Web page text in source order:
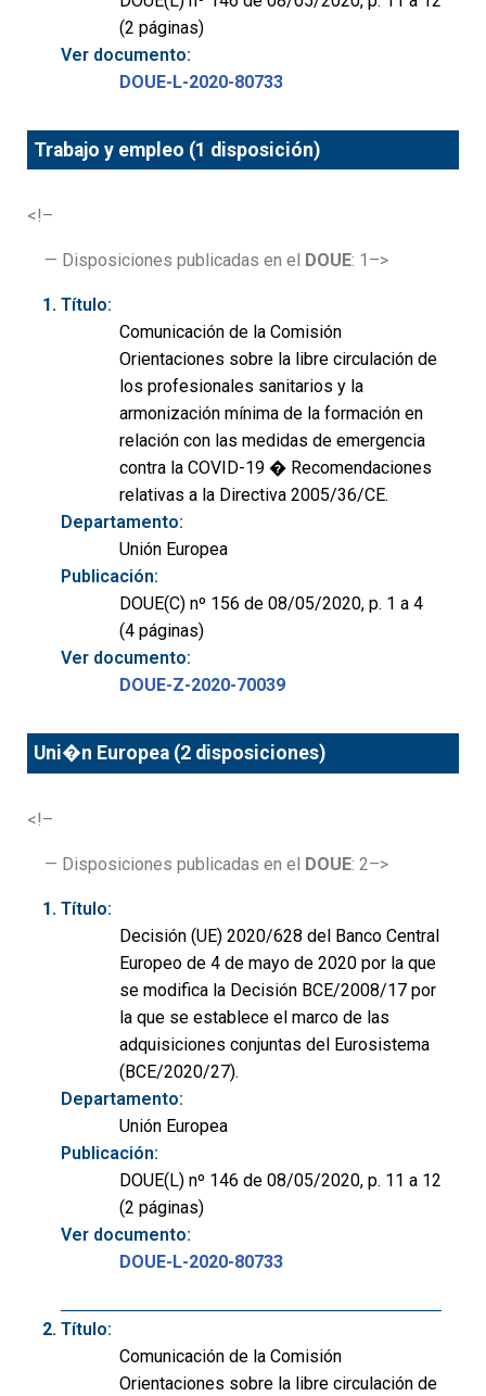
(2 páginas)
Ver documento:
DOUE-L-2020-80733
Trabajo y empleo (1 disposición)
<!–
— Disposiciones publicadas en el DOUE: 1–>
Título:
Comunicación de la Comisión
Orientaciones sobre la libre circulación de
los profesionales sanitarios y la
armonización mínima de la formación en
relación con las medidas de emergencia
contra la COVID-19 � Recomendaciones
relativas a la Directiva 2005/36/CE.
Departamento:
Unión Europea
Publicación:
DOUE(C) nº 156 de 08/05/2020, p. 1 a 4
(4 páginas)
Ver documento:
DOUE-Z-2020-70039
Uni�n Europea (2 disposiciones)
<!–
— Disposiciones publicadas en el DOUE: 2–>
Título:
Decisión (UE) 2020/628 del Banco Central
Europeo de 4 de mayo de 2020 por la que
se modifica la Decisión BCE/2008/17 por
la que se establece el marco de las
adquisiciones conjuntas del Eurosistema
(BCE/2020/27).
Departamento:
Unión Europea
Publicación:
DOUE(L) nº 146 de 08/05/2020, p. 11 a 12
(2 páginas)
Ver documento:
DOUE-L-2020-80733
Título:
Comunicación de la Comisión
Orientaciones sobre la libre circulación de